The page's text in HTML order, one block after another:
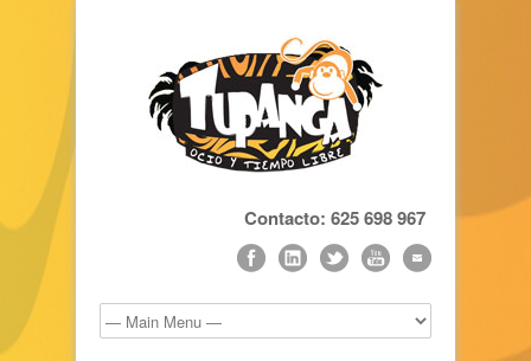
Contacto: 625 698 967